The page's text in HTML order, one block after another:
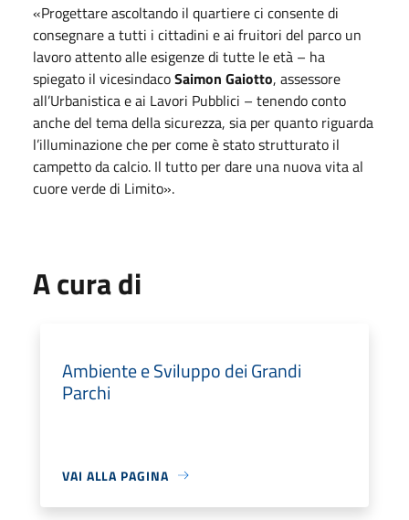
«Progettare ascoltando il quartiere ci consente di
consegnare a tutti i cittadini e ai fruitori del parco un
lavoro attento alle esigenze di tutte le età – ha
spiegato il vicesindacoSaimon Gaiotto, assessore
all’Urbanistica e ai Lavori Pubblici – tenendo conto
anche del tema della sicurezza, sia per quanto riguarda
l’illuminazione che per come è stato strutturato il
campetto da calcio. Il tutto per dare una nuova vita al
cuore verde di Limito».
A cura di
Ambiente e Sviluppo dei Grandi
Parchi
VAI ALLA PAGINA